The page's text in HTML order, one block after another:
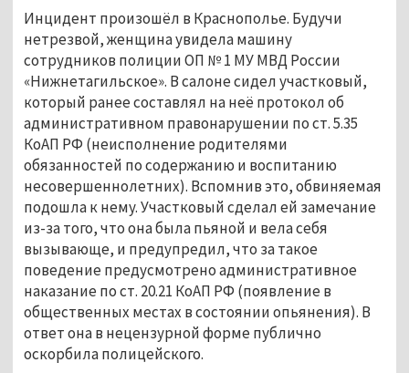
Инцидент произошёл в Краснополье. Будучи
нетрезвой, женщина увидела машину
сотрудников полиции ОП № 1 МУ МВД России
«Нижнетагильское». В салоне сидел участковый,
который ранее составлял на неё протокол об
административном правонарушении по ст. 5.35
КоАП РФ (неисполнение родителями
обязанностей по содержанию и воспитанию
несовершеннолетних). Вспомнив это, обвиняемая
подошла к нему. Участковый сделал ей замечание
из-за того, что она была пьяной и вела себя
вызывающе, и предупредил, что за такое
поведение предусмотрено административное
наказание по ст. 20.21 КоАП РФ (появление в
общественных местах в состоянии опьянения). В
ответ она в нецензурной форме публично
оскорбила полицейского.